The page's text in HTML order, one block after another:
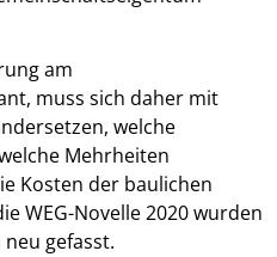
am
muss sich daher mit
welche
Mehrheiten
Kosten der baulichen
WEG-Novelle 2020 wurden
gefasst.